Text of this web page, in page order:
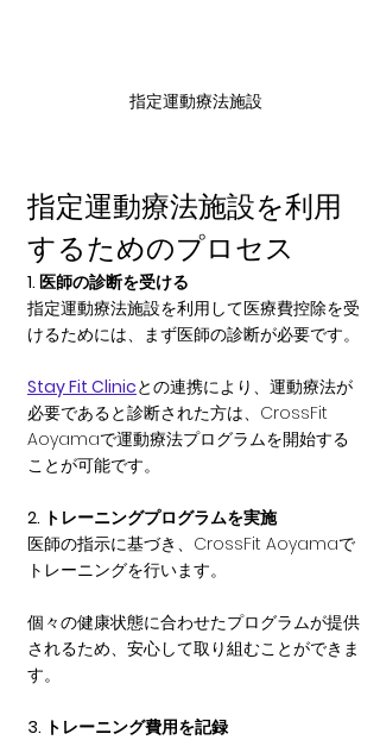
指定運動療法施設
指定運動療法施設を利用
するためのプロセス
1. 医師の診断を受ける
指定運動療法施設を利用して医療費控除を受
けるためには、まず医師の診断が必要です。
Stay Fit Clinicとの連携により、運動療法が
必要であると診断された方は、CrossFit
Aoyamaで運動療法プログラムを開始する
ことが可能です。
2. トレーニングプログラムを実施
医師の指示に基づき、CrossFit Aoyamaで
トレーニングを行います。
個々の健康状態に合わせたプログラムが提供
されるため、安心して取り組むことができま
す。
3. トレーニング費用を記録